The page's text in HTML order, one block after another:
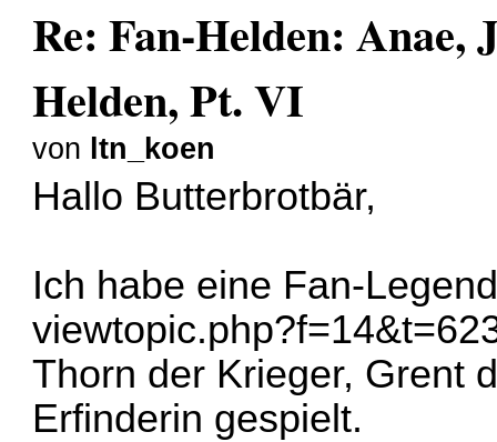
Re: Fan-Helden:
Helden, Pt. VI
von ltn_koen
Hallo Butterbrotbär,
Ich habe eine Fan-
Thorn der Krieger, Grent
Erfinderin gespielt.